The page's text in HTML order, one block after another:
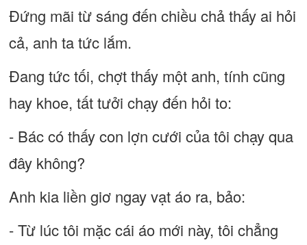
Đứng mãi từ sáng đến chiều chả thấy ai hỏi
cả, anh ta tức lắm.
Đang tức tối, chợt thấy một anh, tính cũng
hay khoe, tất tưởi chạy đến hỏi to:
- Bác có thấy con lợn cưới của tôi chạy qua
đây không?
Anh kia liền giơ ngay vạt áo ra, bảo:
- Từ lúc tôi mặc cái áo mới này, tôi chẳng